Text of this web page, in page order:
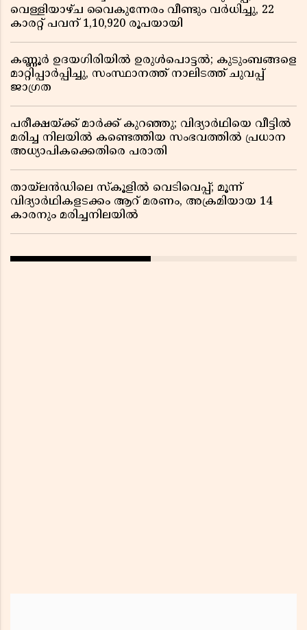
വെള്ളിയാഴ്ച വൈകുന്നേരം വീണ്ടും വർധിച്ചു, 22
കാരറ്റ് പവന് 1,10,920 രൂപയായി
കണ്ണൂർ ഉദയഗിരിയിൽ ഉരുൾപൊട്ടൽ; കുടുംബങ്ങളെ
മാറ്റിപ്പാർപ്പിച്ചു, സംസ്ഥാനത്ത് നാലിടത്ത് ചുവപ്പ്
ജാഗ്രത
പരീക്ഷയ്ക്ക് മാർക്ക് കുറഞ്ഞു; വിദ്യാർഥിയെ വീട്ടിൽ
മരിച്ച നിലയിൽ കണ്ടെത്തിയ സംഭവത്തിൽ പ്രധാന
അധ്യാപികക്കെതിരെ പരാതി
തായ്‌ലൻഡിലെ സ്‌കൂളിൽ വെടിവെപ്പ്; മൂന്ന്
വിദ്യാർഥികളടക്കം ആറ് മരണം, അക്രമിയായ 14
കാരനും മരിച്ചനിലയിൽ